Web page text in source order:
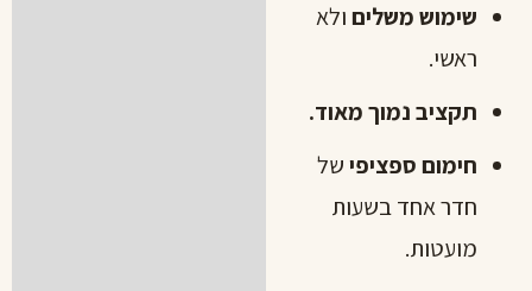
שימוש משליםולא
ראשי.
תקציב נמוך מאוד.
חימום ספציפישל
חדר אחד בשעות
מועטות.